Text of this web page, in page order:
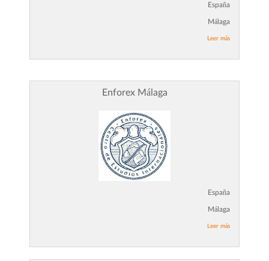
España
Málaga
Leer más
Enforex Málaga
España
Málaga
Leer más